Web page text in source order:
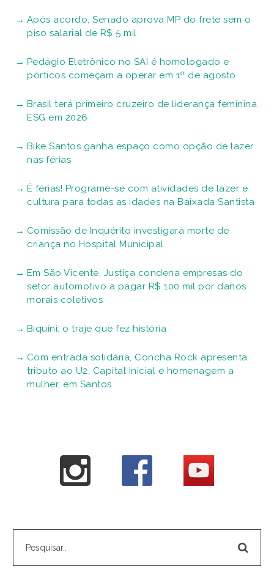
Após acordo, Senado aprova MP do frete sem o
piso salarial de R$ 5 mil
Pedágio Eletrônico no SAI é homologado e
pórticos começam a operar em 1º de agosto
Brasil terá primeiro cruzeiro de liderança feminina
ESG em 2026
Bike Santos ganha espaço como opção de lazer
nas férias
É férias! Programe-se com atividades de lazer e
cultura para todas as idades na Baixada Santista
Comissão de Inquérito investigará morte de
criança no Hospital Municipal
Em São Vicente, Justiça condena empresas do
setor automotivo a pagar R$ 100 mil por danos
morais coletivos
Biquíni: o traje que fez história
Com entrada solidária, Concha Rock apresenta
tributo ao U2, Capital Inicial e homenagem a
mulher, em Santos